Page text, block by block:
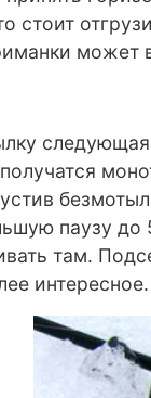
стоит
может
паузу до
там.
интересное.